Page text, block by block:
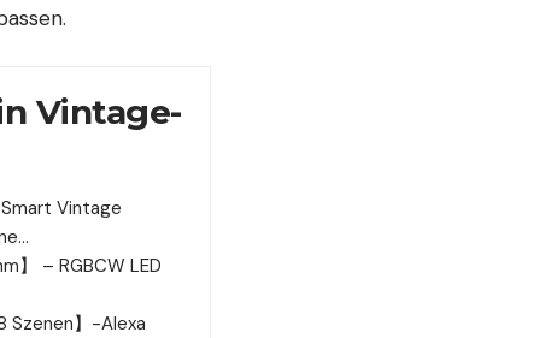
Vintage-
Vintage
】 – RGBCW LED
Szenen】-Alexa